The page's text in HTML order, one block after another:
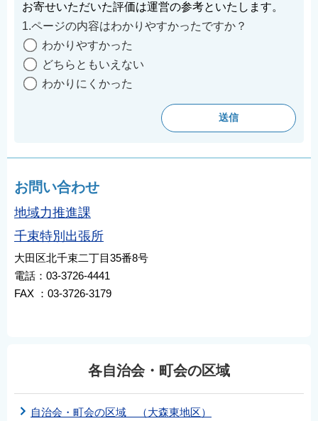
お寄せいただいた評価は運営の参考といたします。
1.ページの内容はわかりやすかったですか？
わかりやすかった
どちらともいえない
わかりにくかった
お問い合わせ
地域力推進課
千束特別出張所
大田区北千束二丁目35番8号
電話：03-3726-4441
FAX ：03-3726-3179
各自治会・町会の区域
自治会・町会の区域 （大森東地区）